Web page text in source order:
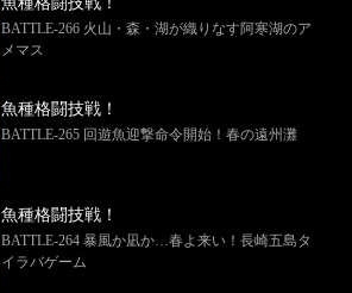
BATTLE-266 火山・森・湖が織りなす阿寒湖のア
メマス
魚種格闘技戦！
BATTLE-265 回遊魚迎撃命令開始！春の遠州灘
魚種格闘技戦！
BATTLE-264 暴風か凪か…春よ来い！長崎五島タ
イラバゲーム